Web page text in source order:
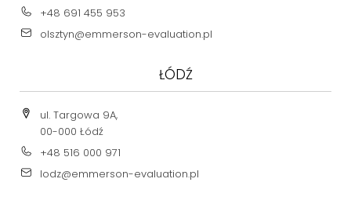
+48 691 455 953
olsztyn@emmerson-evaluation.pl
ŁÓDŹ
ul. Targowa 9A,
00-000 Łódź
+48 516 000 971
lodz@emmerson-evaluation.pl